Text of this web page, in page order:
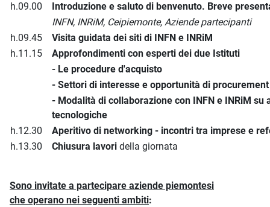
h.09.00
Introduzione e saluto di benvenuto. Breve
INFN, INRiM, Ceipiemonte, Aziende partecipanti
h.09.45
Visita guidata dei siti di INFN e INRiM
h.11.15
Approfondimenti con esperti dei due Istituti
- Le procedure d'acquisto
- Settori di interesse e opportunità di procurement
- Modalità di collaborazione con INFN e INRiM su
tecnologiche
h.12.30
Aperitivo di networking - incontri tra imprese e
h.13.30
Chiusura lavori della giornata
Sono invitate a partecipare aziende piemontesi
che operano nei seguenti ambiti: